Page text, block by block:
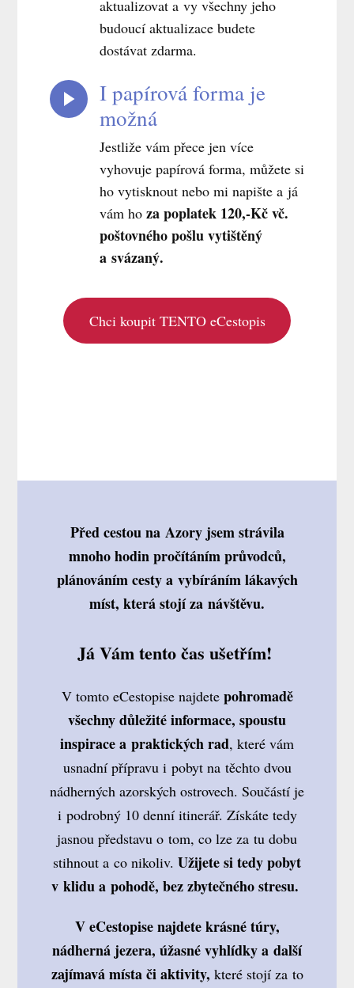
aktualizovat a vy všechny jeho
budoucí aktualizace budete
dostávat zdarma.
I papírová forma je
možná
Jestliže vám přece jen více
vyhovuje papírová forma, můžete si
ho vytisknout nebo mi napište a já
vám ho za poplatek 120,-Kč vč.
poštovného pošlu vytištěný
a svázaný.
Chci koupit TENTO eCestopis
Před cestou na Azory jsemstrávila
mnoho hodinpročítáním průvodců,
plánováním cesty a vybíráním lákavých
míst, která stojí za návštěvu.
Já Vám tento čas ušetřím!
V tomto eCestopise najdete pohromadě
všechny důležité informace, spoustu
inspirace a praktických rad, které vám
usnadní přípravu i pobyt na těchto dvou
nádherných azorských ostrovech. Součástí je
i podrobný 10 denní itinerář. Získáte tedy
jasnou představu o tom, co lze za tu dobu
stihnout a co nikoliv. Užijete si tedy pobyt
v klidu a pohodě, bez zbytečného stresu.
V eCestopise najdete krásné túry,
nádherná jezera, úžasné vyhlídky a další
zajímavá místa či aktivity, které stojí za to